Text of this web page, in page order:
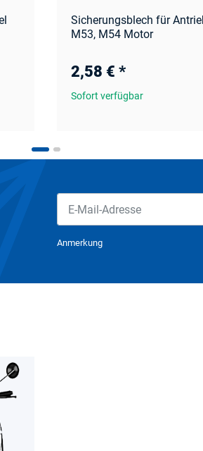
Sicherungsblech für
M53, M54 Motor
2,58 € *
Sofort verfügbar
Anmerkung